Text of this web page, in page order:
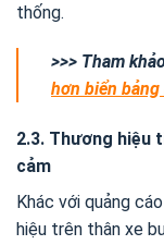
thống.
>>> Tham
hơn biển
2.3. Thương hiệu
cảm
Khác với quảng
hiệu trên thân xe